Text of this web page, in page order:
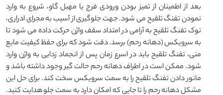
بعد از اطمینان از تمیز بودن ورودی فرج یا مهبل گاو، شروع به وارد
نمودن تفنگ تلقیح می شود. جهت جلوگیری از آسیب به مجرای ادراری،
نوک تفنگ تلقیح به آرامی در امتداد سقف واژن حرکت داده می شود تا
به سرویکس (دهانه رحم) برسد. دقت شود که برای حفظ کیفیت مایع
منی، تفنگ تلقیح باید در اسرع زمان پس از انجماد زدایی به واژن وارد
شود. ممکن است در اطراف دهانه رحم حالت گیر وجود داشته باشد و
مانور دادن تفنگ تلقیح را به سمت سرویکس سخت کند. برای حل این
مشکل دهانه رحم را تا جایی که امکان دارد به سمت جلو هدایت کنید.